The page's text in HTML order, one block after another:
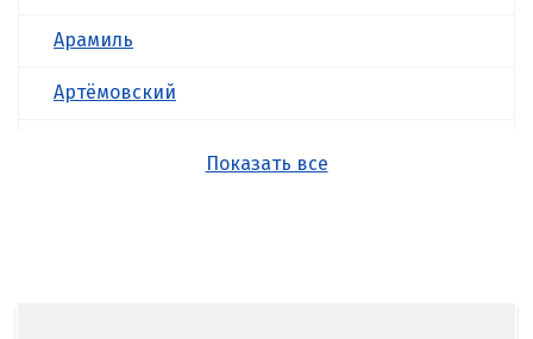
Арамиль
Артёмовский
Показать все